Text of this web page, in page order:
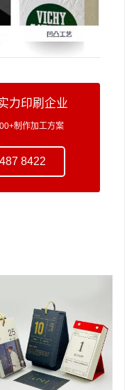
力印刷企业
制作加工方案
8422